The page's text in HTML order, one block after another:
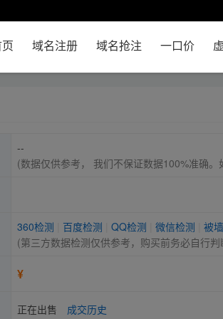
域名注册 域名抢注 一口价
--
(数据仅供参考， 我们不保证数据100%准确。
360检测 百度检测 QQ检测 微信检测 被
(第三方数据检测仅供参考，购买前务必自行判
¥
正在出售 成交历史